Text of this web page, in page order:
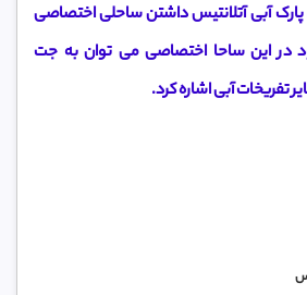
آبی آتلانتیس داشتن ساحلی اختصاصی
در این ساحا اختصاصی می توان به جت
تفریخات آبی اشاره کرد.